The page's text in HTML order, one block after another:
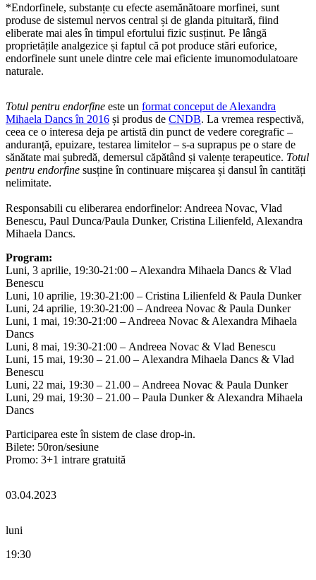
*Endorfinele, substanțe cu efecte asemănătoare morfinei, sunt
produse de sistemul nervos central și de glanda pituitară, fiind
eliberate mai ales în timpul efortului fizic susținut. Pe lângă
proprietățile analgezice și faptul că pot produce stări euforice,
endorfinele sunt unele dintre cele mai eficiente imunomodulatoare
naturale.
Totul pentru endorfine este un format conceput de Alexandra
Mihaela Dancs în 2016 și produs de CNDB. La vremea respectivă,
ceea ce o interesa deja pe artistă din punct de vedere coregrafic –
anduranță, epuizare, testarea limitelor – s-a suprapus pe o stare de
sănătate mai șubredă, demersul căpătând și valențe terapeutice. Totul
pentru endorfine susține în continuare mișcarea și dansul în cantități
nelimitate.
Responsabili cu eliberarea endorfinelor: Andreea Novac, Vlad
Benescu, Paul Dunca/Paula Dunker, Cristina Lilienfeld, Alexandra
Mihaela Dancs.
Program:
Luni, 3 aprilie, 19:30-21:00 – Alexandra Mihaela Dancs & Vlad
Benescu
Luni, 10 aprilie, 19:30-21:00 – Cristina Lilienfeld & Paula Dunker
Luni, 24 aprilie, 19:30-21:00 – Andreea Novac & Paula Dunker
Luni, 1 mai, 19:30-21:00 – Andreea Novac & Alexandra Mihaela
Dancs
Luni, 8 mai, 19:30-21:00 – Andreea Novac & Vlad Benescu
Luni, 15 mai, 19:30 – 21.00 – Alexandra Mihaela Dancs & Vlad
Benescu
Luni, 22 mai, 19:30 – 21.00 – Andreea Novac & Paula Dunker
Luni, 29 mai, 19:30 – 21.00 – Paula Dunker & Alexandra Mihaela
Dancs
Participarea este în sistem de clase drop-in.
Bilete: 50ron/sesiune
Promo: 3+1 intrare gratuită
03.04.2023
luni
19:30